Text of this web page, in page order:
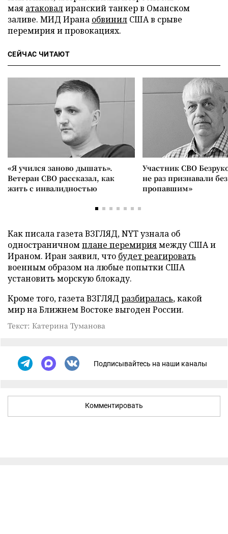
мая атаковалиранский танкер в Оманском
заливе. МИД Ирана обвинил США в срыве
перемирия и провокациях.
СЕЙЧАС ЧИТАЮТ
«Я учился заново дышать».
Ветеран СВО рассказал, как
жить с инвалидностью
Участник СВО
не раз признавали
пропавшим»
Как писала газета ВЗГЛЯД, NYT узнала об
одностраничномплане перемириямежду США и
Ираном. Иран заявил, что будет реагировать
военным образом на любые попытки США
установить морскую блокаду.
Кроме того, газета ВЗГЛЯД разбиралась, какой
мир на Ближнем Востоке выгоден России.
Текст: Катерина Туманова
Подписывайтесь на наши каналы
Комментировать